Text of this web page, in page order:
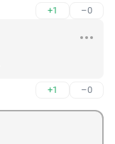
+1 –0
+1 –0